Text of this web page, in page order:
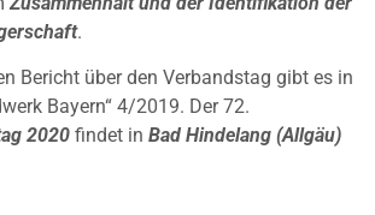
.
Bericht über den Verbandstag gibt es in
Bayern“ 4/2019. Der 72.
2020 findet in Bad Hindelang (Allgäu)